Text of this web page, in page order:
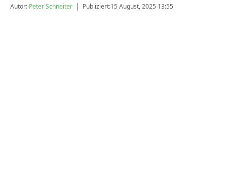
Autor: Peter Schneiter | Publiziert:15 August, 2025 13:55